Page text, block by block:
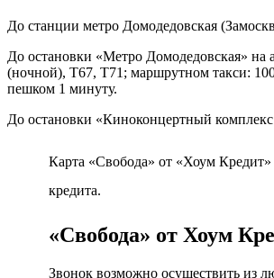
До станции метро Домодедовская
До остановки «Метро Домодедовская» на
(ночной), Т67, Т71; маршрутном такси:
пешком 1 минуту.
До остановки «Киноконцертный
Карта «Свобода» от «Хоум
кредита.
«Свобода» от Хоум
Звонок возможно осуществить из